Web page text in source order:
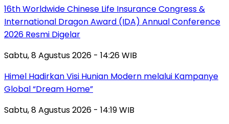
16th Worldwide Chinese Life Insurance Congress &
International Dragon Award (IDA) Annual Conference
2026 Resmi Digelar
Sabtu, 8 Agustus 2026 - 14:26 WIB
Himel Hadirkan Visi Hunian Modern melalui Kampanye
Global “Dream Home”
Sabtu, 8 Agustus 2026 - 14:19 WIB